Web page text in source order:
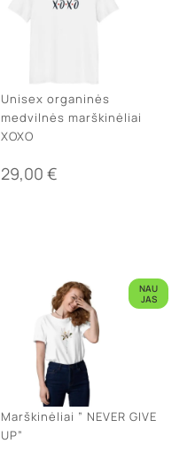
Unisex organinės
medvilnės marškinėliai
XOXO
29,00 €
NAU
JAS
Marškinėliai ” NEVER GIVE
UP”